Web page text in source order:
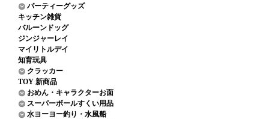
パーティーグッズ
キッチン雑貨
バルーンドッグ
ジンジャーレイ
マイリトルデイ
知育玩具
クラッカー
TOY 新商品
おめん・キャラクターお面
スーパーボールすくい用品
水ヨーヨー釣り・水風船